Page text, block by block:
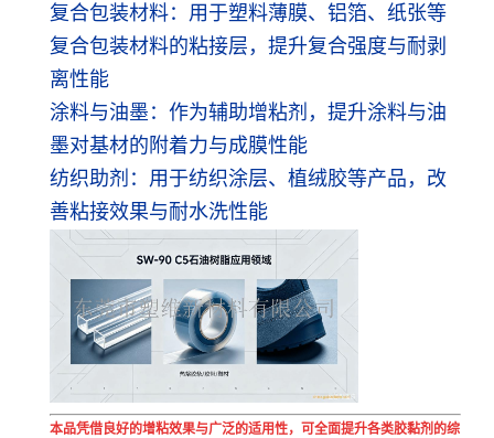
复合包装材料：用于塑料薄膜、铝箔、纸张等
复合包装材料的粘接层，提升复合强度与耐剥
离性能
涂料与油墨：作为辅助增粘剂，提升涂料与油
墨对基材的附着力与成膜性能
纺织助剂：用于纺织涂层、植绒胶等产品，改
善粘接效果与耐水洗性能
本品凭借良好的增粘效果与广泛的适用性，可全面提升各类胶黏剂的综